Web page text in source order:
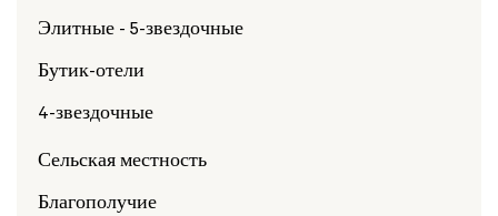
Элитные - 5-звездочные
Бутик-отели
4-звездочные
Сельская местность
Благополучие